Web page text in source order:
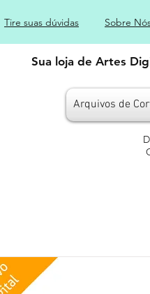
Tire suas dúvidas Sobre
Sua loja de Artes
Arquivos de